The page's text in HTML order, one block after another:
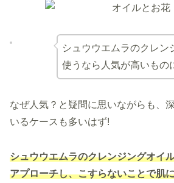
シュウウエムラのクレン
使うなら人気が高いもの
なぜ人気？と疑問に思いながらも、
いるケースも多いはず!
シュウウエムラのクレンジングオイ
アプローチし、こすらないことで肌